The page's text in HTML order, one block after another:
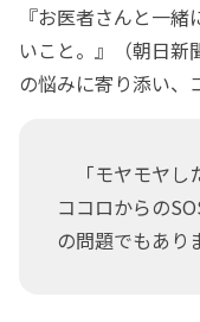
『お医者さんと一
いこと。』（朝日新
の悩みに寄り添い、
「モヤモヤし
ココロからの
の問題でもあり